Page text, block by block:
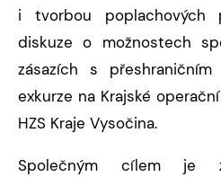
i tvorbou poplachových
diskuze o možnostech
zásazích s
exkurze na Krajské
HZS Kraje Vysočina.
Společným cílem je